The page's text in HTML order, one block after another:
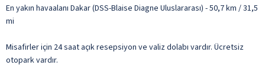
En yakın havaalanı Dakar (DSS-Blaise Diagne Uluslararası) - 50,7 km / 31,5
mi
Misafirler için 24 saat açık resepsiyon ve valiz dolabı vardır. Ücretsiz
otopark vardır.